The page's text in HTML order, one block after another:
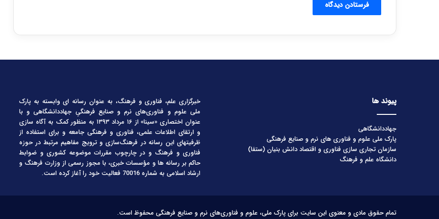
پیوند ها
جهاددانشگاهی
پارک ملی علوم و فناوری های نرم و صنایع فرهنگی
سازمان تجاری سازی فناوری و اقتصاد دانش بنیان (ستفا)
دانشگاه علم و فرهنگ
خبرگزاری علم، فناوری و فرهنگ، به عنوان رسانه ای وابسته به پارک
ملی علوم و فناوری‌های نرم و صنایع فرهنگیِ جهاددانشگاهی و با
عنوان اختصاری «سینا» از ۱۶ مرداد ۱۳۹۳ به منظور کمک به آگاه سازی
و ارتقای اطلاعات علمی، فناوری و فرهنگی جامعه و برای استفاده از
ظرفیتهای این رسانه در فرهنگ‌سازی و ترویج مفاهیم مرتبط در حوزه
فناوری و فرهنگ و در چارچوب مقررات موضوعه کشوری و ضوابط
حاکم بر رسانه ها و مؤسسات خبری، با مجوز رسمی از وزارت فرهنگ و
ارشاد اسلامی به شماره 70016 فعالیت خود را آغاز کرده است.
تمام حقوق مادی و معنوی این سایت برای پارک ملی، علوم و فناوری‌های نرم و صنایع فرهنگی محفوظ است.